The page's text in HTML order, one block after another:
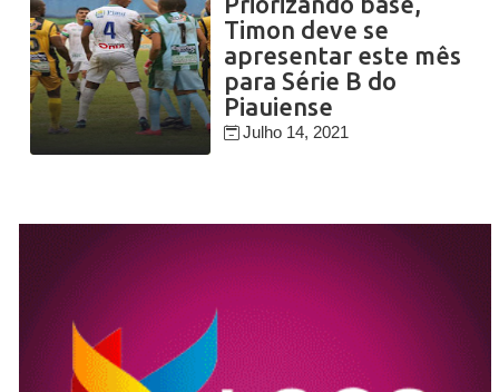
Timon deve se
apresentar este mês
para Série B do
Piauiense
Julho 14, 2021